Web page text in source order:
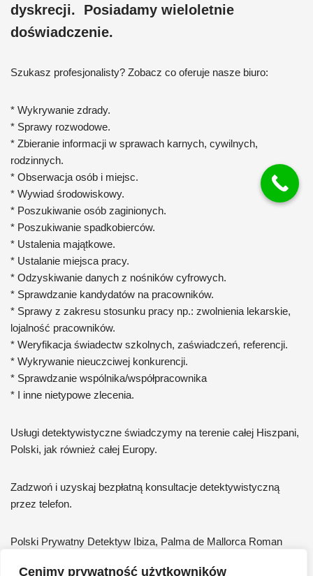
Cenimy prywatność użytkowników
dyskrecji. Posiadamy wieloletnie
doświadczenie.
Szukasz profesjonalisty? Zobacz co oferuje nasze biuro:
* Wykrywanie zdrady.
* Sprawy rozwodowe.
* Zbieranie informacji w sprawach karnych, cywilnych,
rodzinnych.
* Obserwacja osób i miejsc.
* Wywiad środowiskowy.
* Poszukiwanie osób zaginionych.
* Poszukiwanie spadkobierców.
* Ustalenia majątkowe.
* Ustalanie miejsca pracy.
* Odzyskiwanie danych z nośników cyfrowych.
* Sprawdzanie kandydatów na pracowników.
* Sprawy z zakresu stosunku pracy np.: zwolnienia lekarskie,
lojalność pracowników.
* Weryfikacja świadectw szkolnych, zaświadczeń, referencji.
* Wykrywanie nieuczciwej konkurencji.
* Sprawdzanie wspólnika/współpracownika
* I inne nietypowe zlecenia.
Usługi detektywistyczne świadczymy na terenie całej Hiszpani,
Polski, jak również całej Europy.
Zadzwoń i uzyskaj bezpłatną konsultacje detektywistyczną
przez telefon.
Polski Prywatny Detektyw Ibiza, Palma de Mallorca Roman